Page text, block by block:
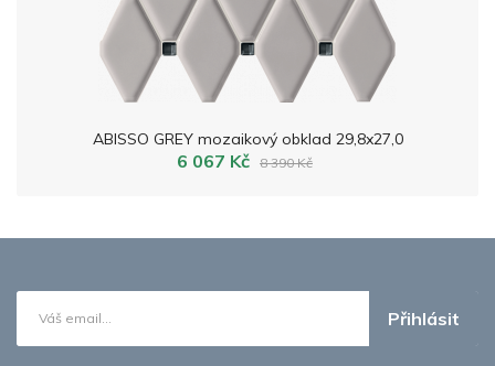
ABISSO GREY mozaikový obklad 29,8x27,0
6 067 Kč 8 390 Kč
Přihlásit